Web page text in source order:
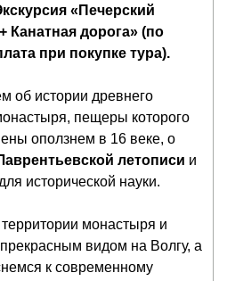
«Печерский
Канатная дорога» (по
при покупке тура).
об истории древнего
пещеры которого
оползнем в 16 веке, о
летописи и
исторической науки.
монастыря и
видом на Волгу, а
к современному